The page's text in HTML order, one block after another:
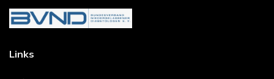
Links